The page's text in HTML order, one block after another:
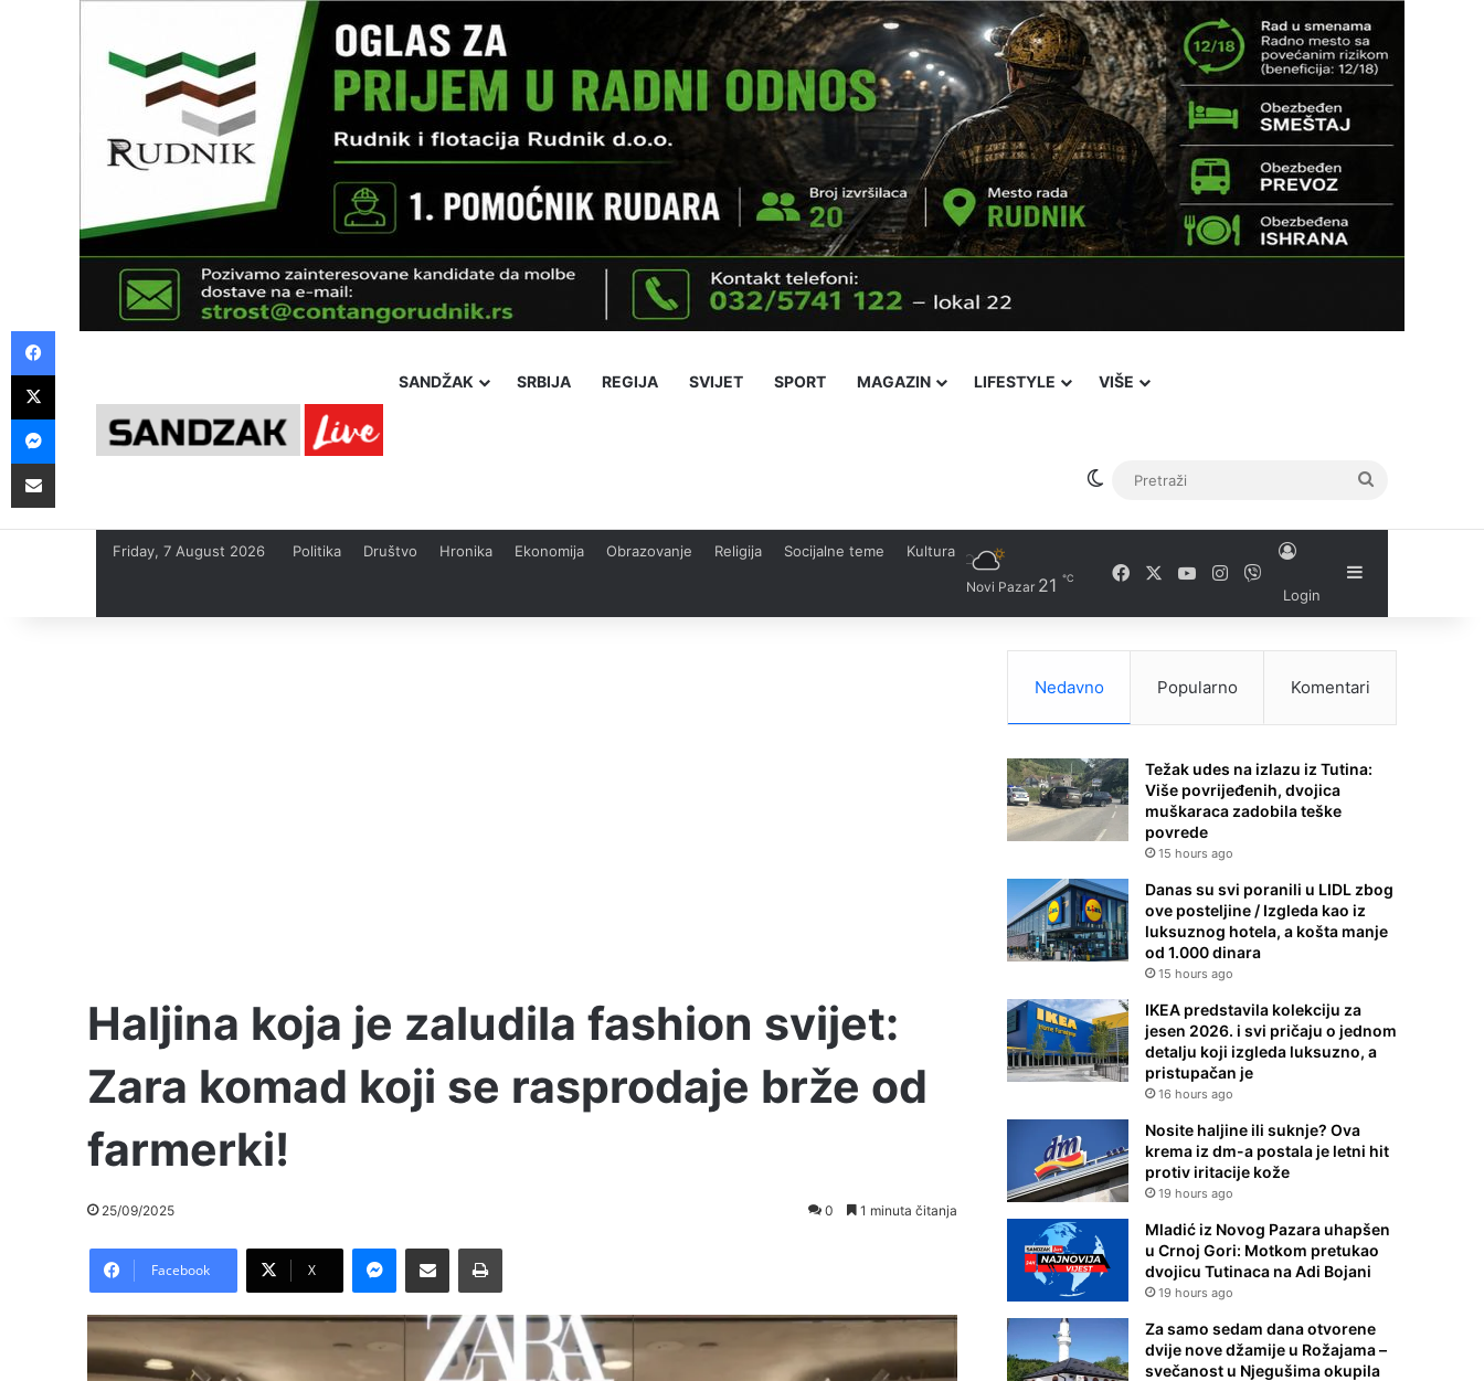
SANDŽAK SRBIJA REGIJA SVIJET SPORT MAGAZIN LIFESTYLE VIŠE
Switch skin
Friday, 7 August 2026 Politika Društvo Hronika Ekonomija Obrazovanje Religija Socijalne teme Kultura
Novi Pazar 21 ℃ FacebookYouTubeInstagram
Viber
Login
Sidebar
Haljina koja je zaludila fashion svijet:
Zara komad koji se rasprodaje brže od
farmerki!
25/09/2025 0 1 minuta čitanja
Facebook X
Messenger
Pošalji preko E-Maila Printaj
Nedavno Popularno Komentari
Težak udes na izlazu iz Tutina:
Više povrijeđenih, dvojica
muškaraca zadobila teške
povrede
15 hours ago
Danas su svi poranili u LIDL zbog
ove posteljine / Izgleda kao iz
luksuznog hotela, a košta manje
od 1.000 dinara
15 hours ago
IKEA predstavila kolekciju za
jesen 2026. i svi pričaju o jednom
detalju koji izgleda luksuzno, a
pristupačan je
16 hours ago
Nosite haljine ili suknje? Ova
krema iz dm-a postala je letni hit
protiv iritacije kože
19 hours ago
Mladić iz Novog Pazara uhapšen
u Crnoj Gori: Motkom pretukao
dvojicu Tutinaca na Adi Bojani
19 hours ago
Za samo sedam dana otvorene
dvije nove džamije u Rožajama –
svečanost u Njegušima okupila
Facebook
X
Messenger
Pošalji preko E-Maila